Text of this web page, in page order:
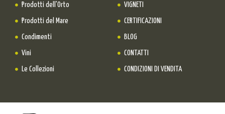
Prodotti dell'Orto
Prodotti del Mare
Condimenti
Vini
Le Collezioni
VIGNETI
CERTIFICAZIONI
BLOG
CONTATTI
CONDIZIONI DI VENDITA